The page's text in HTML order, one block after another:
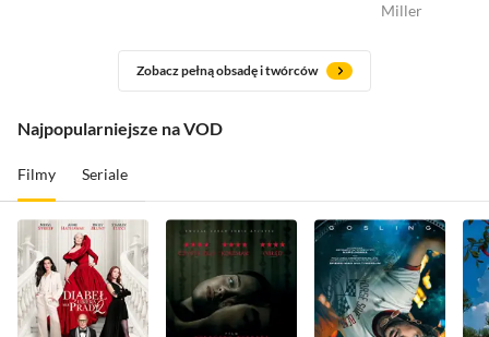
Miller
Zobacz pełną obsadę i twórców
Najpopularniejsze na VOD
Filmy Seriale